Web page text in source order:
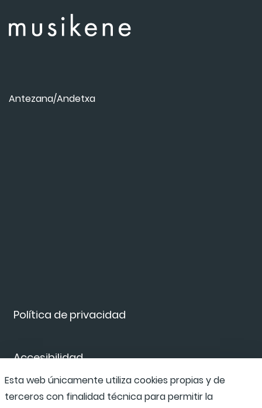
Política de privacidad
Accesibilidad
Canal de denuncias
Antezana/Andetxa
Esta web únicamente utiliza cookies propias y de
terceros con finalidad técnica para permitir la